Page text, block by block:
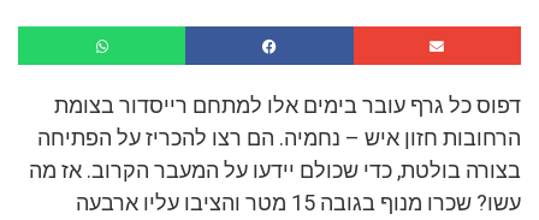
דפוס כל גרף עובר בימים אלו למתחם רייסדור בצומת
הרחובות חזון איש – נחמיה. הם רצו להכריז על הפתיחה
בצורה בולטת, כדי שכולם יידעו על המעבר הקרוב. אז מה
עשו? שכרו מנוף בגובה 15 מטר והציבו עליו ארבעה